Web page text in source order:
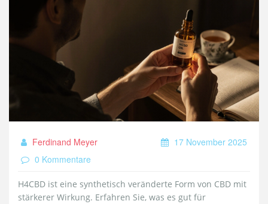
Ferdinand Meyer
17 November 2025
0 Kommentare
H4CBD ist eine synthetisch veränderte Form von CBD mit
stärkerer Wirkung. Erfahren Sie, was es gut für